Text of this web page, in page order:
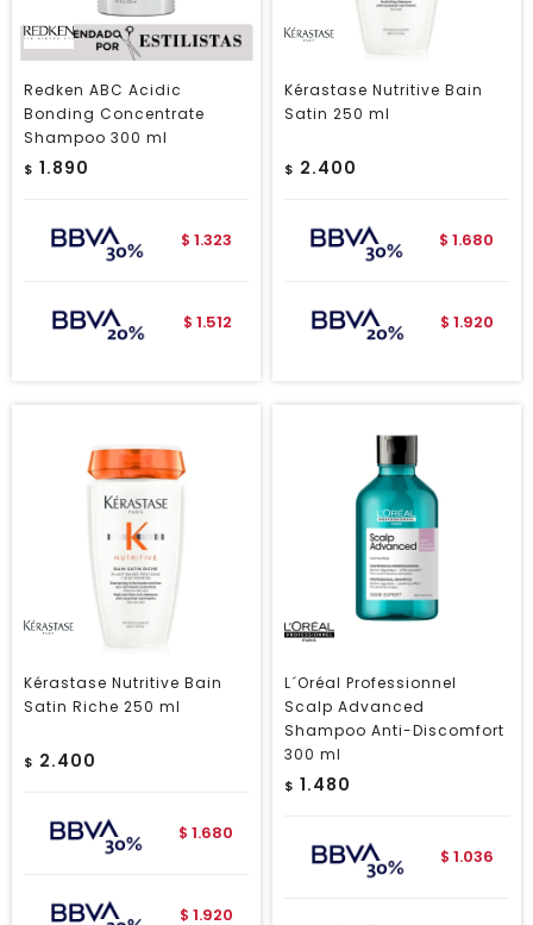
Redken ABC Acidic
Bonding Concentrate
Shampoo 300 ml
$ 1.890
$ 1.323
$ 1.512
Kérastase Nutritive Bain
Satin 250 ml
$ 2.400
$ 1.680
$ 1.920
Kérastase Nutritive Bain
Satin Riche 250 ml
$ 2.400
$ 1.680
$ 1.920
L´Oréal Professionnel
Scalp Advanced
Shampoo Anti-Discomfort
300 ml
$ 1.480
$ 1.036